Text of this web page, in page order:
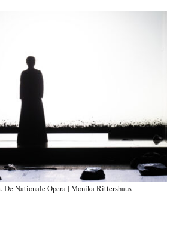
De Nationale Opera | Monika Rittershaus